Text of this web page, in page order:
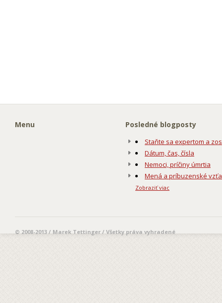
Menu Posledné blogposty
Staňte sa expertom a
Dátum, čas, čísla
Nemoci, príčiny úmrtia
Mená a príbuzenské
Zobraziť viac
© 2008-2013 / Marek Tettinger / Všetky práva vyhradené